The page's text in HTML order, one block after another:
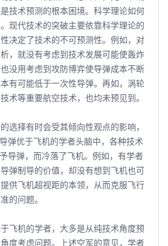
技术预测的根本困境。科学理论如何
现代技术的突破主要依靠科学理论的
决定了技术的不可预测性。例如，对
，就没有考虑到技术发展可能使轰炸
没用考虑到攻防博弈使导弹成本不断
有可能低于一次性导弹。再如，涡轮
术等重要航空技术，也均未预见到。
择有时会受其倾向性观点的影响，
弹优于飞机的学者头脑中，各种技术
导弹，而冷落了飞机。例如，有学者
弹制导的价值，却没有想到飞机也可
供飞机超视距的本领，从而克服飞行
的问题。
机的学者，大多是从纯技术角度预
度考虑问题。上述空军的意见，学者